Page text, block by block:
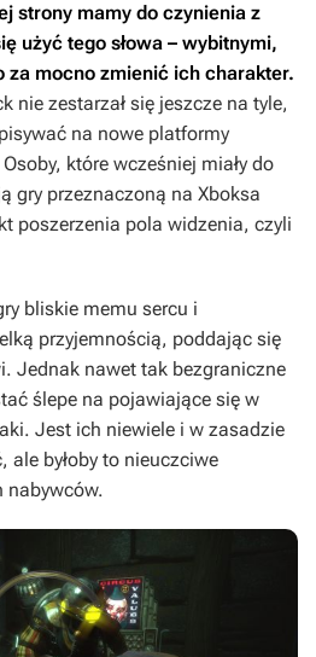
strony mamy do czynienia z
użyć tego słowa – wybitnymi,
za mocno zmienić ich charakter.
nie zestarzał się jeszcze na tyle,
na nowe platformy
które wcześniej miały do
gry przeznaczoną na Xboksa
poszerzenia pola widzenia, czyli
bliskie memu sercu i
przyjemnością, poddając się
Jednak nawet tak bezgraniczne
ślepe na pojawiające się w
Jest ich niewiele i w zasadzie
ale byłoby to nieuczciwe
nabywców.